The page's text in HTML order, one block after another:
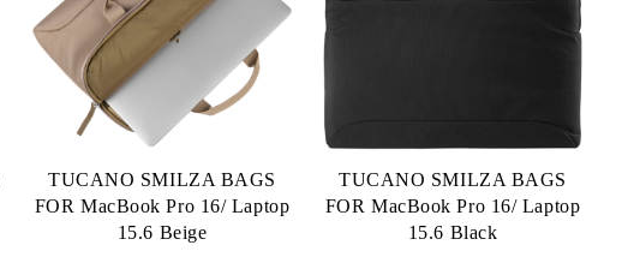
TUCANO SMILZA BAGS
FOR MacBook Pro 16/ Laptop
15.6 Beige
TUCANO SMILZA BAGS
FOR MacBook Pro 16/ Laptop
15.6 Black